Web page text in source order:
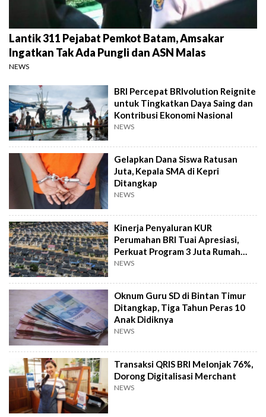
Lantik 311 Pejabat Pemkot Batam, Amsakar
Ingatkan Tak Ada Pungli dan ASN Malas
NEWS
BRI Percepat BRIvolution Reignite
untuk Tingkatkan Daya Saing dan
Kontribusi Ekonomi Nasional
NEWS
Gelapkan Dana Siswa Ratusan
Juta, Kepala SMA di Kepri
Ditangkap
NEWS
Kinerja Penyaluran KUR
Perumahan BRI Tuai Apresiasi,
Perkuat Program 3 Juta Rumah
Pemerintah
NEWS
Oknum Guru SD di Bintan Timur
Ditangkap, Tiga Tahun Peras 10
Anak Didiknya
NEWS
Transaksi QRIS BRI Melonjak 76%,
Dorong Digitalisasi Merchant
NEWS